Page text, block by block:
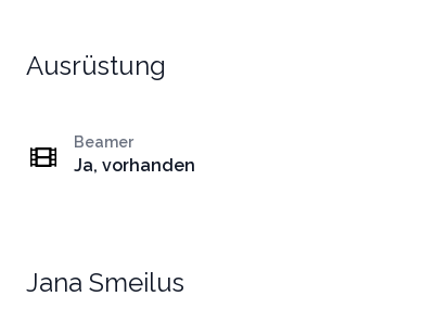
Ausrüstung
Beamer
Ja, vorhanden
Jana Smeilus